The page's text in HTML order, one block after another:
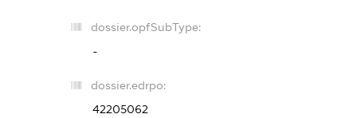
dossier.opfSubType:
-
dossier.edrpo:
42205062